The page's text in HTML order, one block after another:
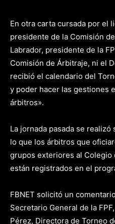
En otra carta cursada por el
presidente de la Comisión
Labrador, presidente de la
Comisión de Árbitraje, ni el
recibió el calendario del
y poder hacer las gestiones
árbitros».
La jornada pasada se
lo que los árbitros que
grupos exteriores al Colegio
están registrados en el
FBNET solicitó un
Secretario General de la
Pérez, Directora de Torneo